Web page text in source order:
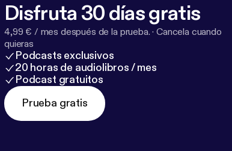
Disfruta 30 días gratis
4,99 € / mes después de la prueba. ·Cancela cuando
quieras
Podcasts exclusivos
20 horas de audiolibros / mes
Podcast gratuitos
Prueba gratis